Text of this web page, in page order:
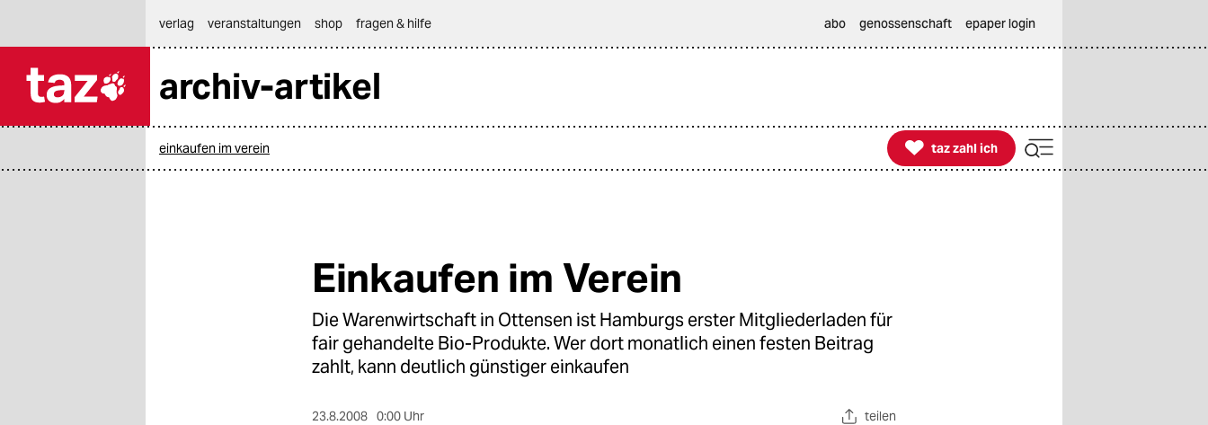
themen
verlag
veranstaltungen shop fragen & hilfe abo genossenschaft epaper login
archiv-artikel
einkaufen im verein 
taz zahl ich
taz zahl ich
Einkaufen im Verein
Die Warenwirtschaft in Ottensen ist Hamburgs erster Mitgliederladen für
fair gehandelte Bio-Produkte. Wer dort monatlich einen festen Beitrag
zahlt, kann deutlich günstiger einkaufen
23.8.2008 0:00 Uhr teilen